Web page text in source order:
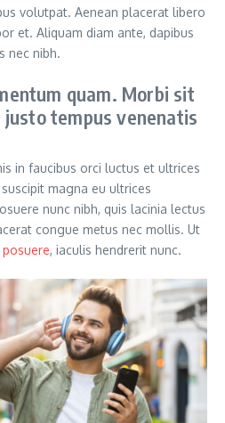
volutpat. Aenean placerat libero
et. Aliquam diam ante, dapibus
nec nibh.
quam. Morbi sit
tempus venenatis
in faucibus orci luctus et ultrices
magna eu ultrices
nunc nibh, quis lacinia lectus
congue metus nec mollis. Ut
, iaculis hendrerit nunc.